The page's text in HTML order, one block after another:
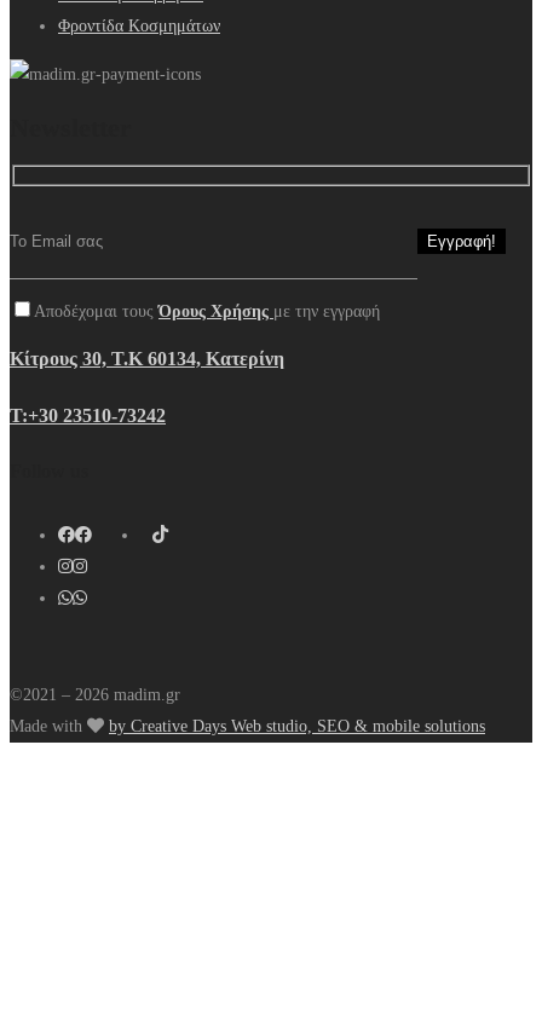
Φροντίδα Κοσμημάτων
Αποδέχομαι τουςΌρους Χρήσης με την εγγραφή
Κίτρους 30, Τ.Κ 60134, Κατερίνη
Τ:+30 23510-73242
©2021 – 2026 madim.gr
Made with
by Creative Days Web studio, SEO & mobile solutions